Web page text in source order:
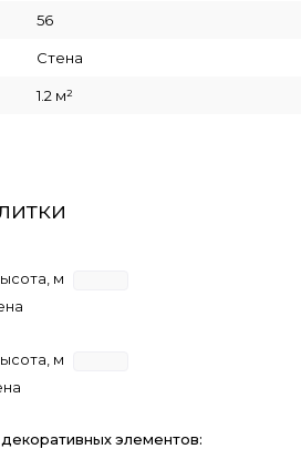
56
Стена
1.2 м²
м
м
элементов: